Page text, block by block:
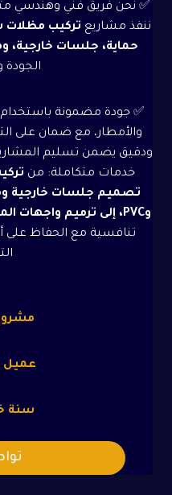
✅ نحن فريق فني
ننفذ مشاريع تركيب مظلات
حماية، جلسات خارجية،
الجودة
✅ جودة مضمونة باستخدام
والأمطار، مع ضمان على
ودقيق يضمن تسليم
خدمات متكاملة: من
تصميم جلسات خارجية
وPVC، إلى ترميم واجهات المباني وصيانة المظلات
تنافسية مع الحفاظ على
عميل
سنة